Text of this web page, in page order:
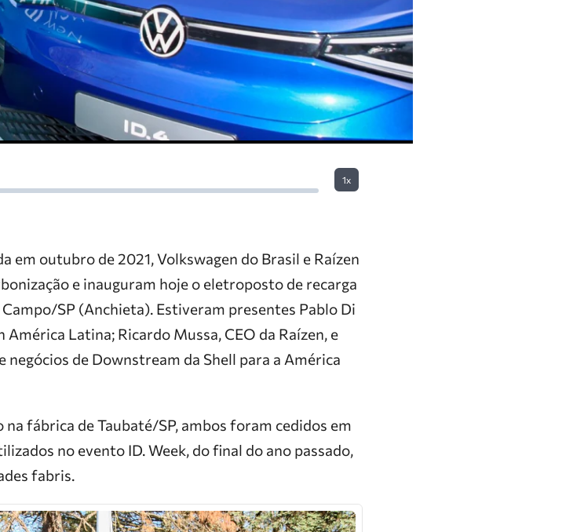
1x
em outubro de 2021, Volkswagen do Brasil e Raízen
e inauguram hoje o eletroposto de recarga
SP (Anchieta). Estiveram presentes Pablo Di
Latina; Ricardo Mussa, CEO da Raízen, e
de Downstream da Shell para a América
fábrica de Taubaté/SP, ambos foram cedidos em
no evento ID. Week, do final do ano passado,
fabris.